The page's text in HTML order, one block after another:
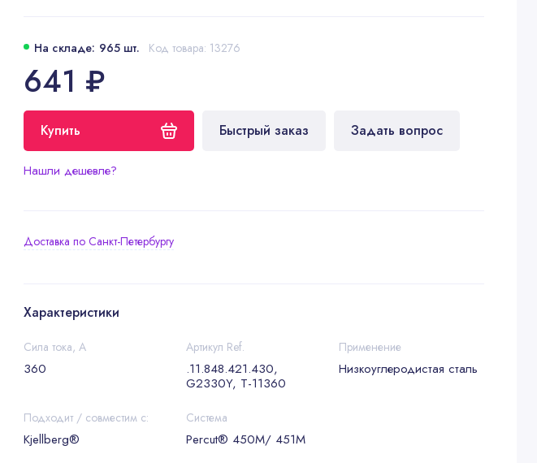
На складе: 965 шт. Код товара: 13276
641 ₽
Купить Быстрый заказ Задать вопрос
Нашли дешевле?
Доставка по Санкт-Петербургу
Характеристики
Сила тока, А
360
Артикул Ref.
.11.848.421.430,
G2330Y, T-11360
Применение
Низкоуглеродистая сталь
Подходит / совместим с:
Kjellberg®
Система
Percut® 450M/ 451M